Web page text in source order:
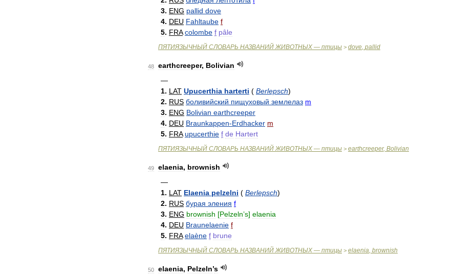
3. ENG pallid dove
4. DEU Fahltaube f
5. FRA colombe f pâle
ПЯТИЯЗЫЧНЫЙ СЛОВАРЬ НАЗВАНИЙ ЖИВОТНЫХ — птицы > dove, pallid
48 earthcreeper, Bolivian
—
1. LAT Upucerthia harterti ( Berlepsch)
2. RUS боливийский пищуховый землелаз m
3. ENG Bolivian earthcreeper
4. DEU Braunkappen-Erdhacker m
5. FRA upucerthie f de Hartert
ПЯТИЯЗЫЧНЫЙ СЛОВАРЬ НАЗВАНИЙ ЖИВОТНЫХ — птицы > earthcreeper, Bolivian
49 elaenia, brownish
—
1. LAT Elaenia pelzelni ( Berlepsch)
2. RUS бурая эления f
3. ENG brownish [Pelzeln’s] elaenia
4. DEU Braunelaenie f
5. FRA elaène f brune
ПЯТИЯЗЫЧНЫЙ СЛОВАРЬ НАЗВАНИЙ ЖИВОТНЫХ — птицы > elaenia, brownish
50 elaenia, Pelzeln’s